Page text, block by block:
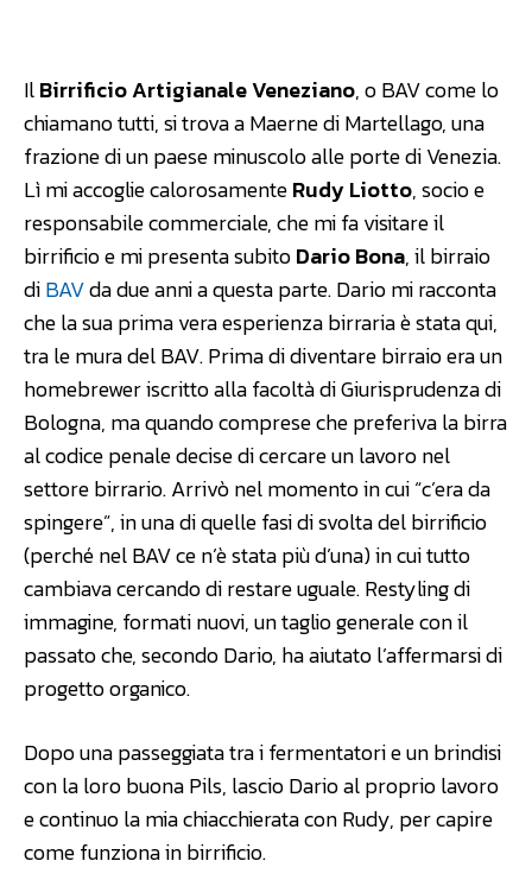
IlBirrificio Artigianale Veneziano, o BAV come lo
chiamano tutti, si trova a Maerne di Martellago, una
frazione di un paese minuscolo alle porte di Venezia.
Lì mi accoglie calorosamenteRudy Liotto, socio e
responsabile commerciale, che mi fa visitare il
birrificio e mi presenta subitoDario Bona, il birraio
diBAVda due anni a questa parte. Dario mi racconta
che la sua prima vera esperienza birraria è stata qui,
tra le mura del BAV. Prima di diventare birraio era un
homebrewer iscritto alla facoltà di Giurisprudenza di
Bologna, ma quando comprese che preferiva la birra
al codice penale decise di cercare un lavoro nel
settore birrario. Arrivò nel momento in cui “c’era da
spingere”, in una di quelle fasi di svolta del birrificio
(perché nel BAV ce n’è stata più d’una) in cui tutto
cambiava cercando di restare uguale. Restyling di
immagine, formati nuovi, un taglio generale con il
passato che, secondo Dario, ha aiutato l’affermarsi di
progetto organico.
Dopo una passeggiata tra i fermentatori e un brindisi
con la loro buona Pils, lascio Dario al proprio lavoro
e continuo la mia chiacchierata con Rudy, per capire
come funziona in birrificio.